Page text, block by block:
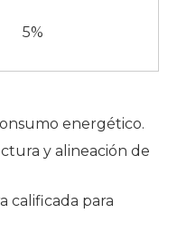
5%
energético.
y alineación de
calificada para